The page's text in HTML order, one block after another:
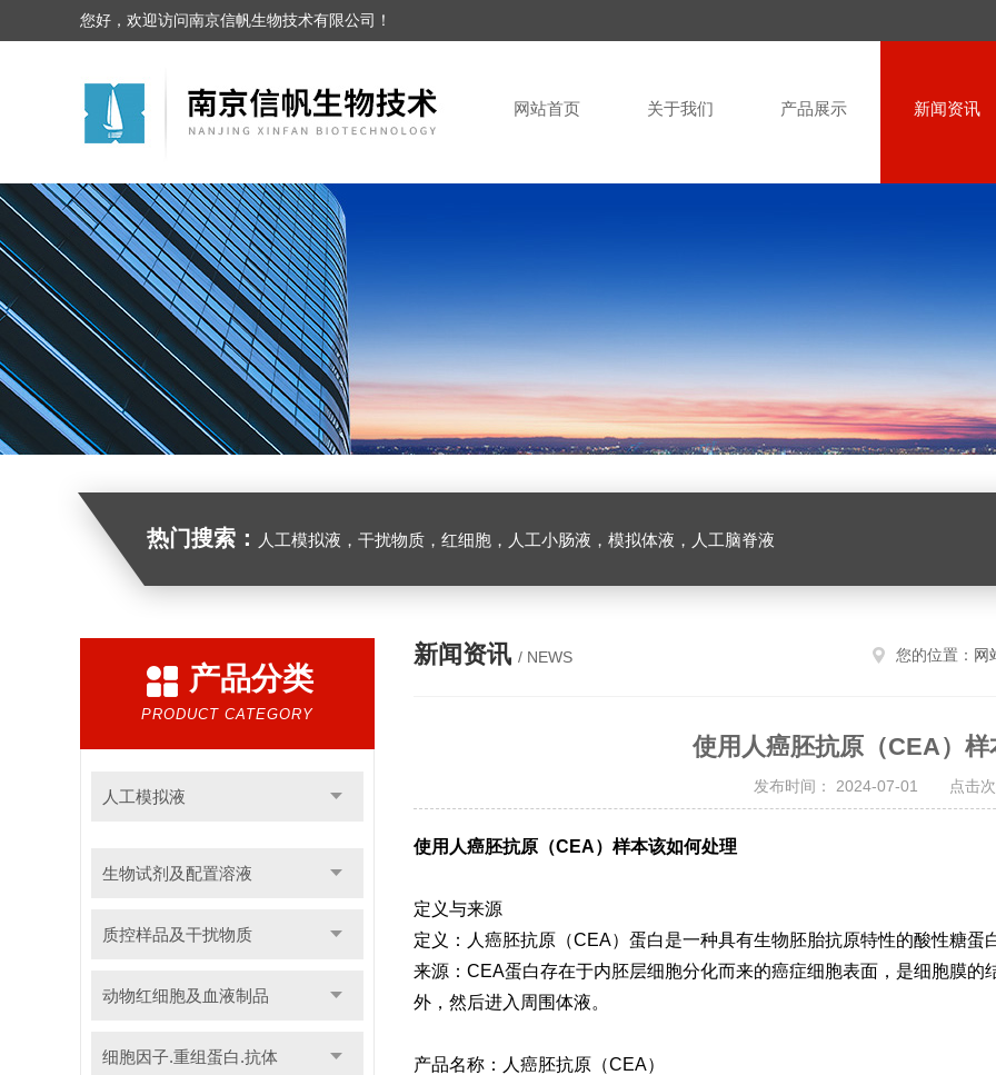
您好，欢迎访问南京信帆生物技术有限公司！
网站首页 关于我们 产品展示 新闻资讯
热门搜索： 人工模拟液，干扰物质，红细胞，人工小肠液，模拟体液，人工脑脊液
产品分类
PRODUCT CATEGORY
人工模拟液
生物试剂及配置溶液
质控样品及干扰物质
动物红细胞及血液制品
细胞因子.重组蛋白.抗体
新闻资讯 / NEWS 您的位置： 网
使用人癌胚抗原（CEA）
发布时间： 2024-07-01 点击次
使用人癌胚抗原（CEA）样本该如何处理
定义与来源
定义：人癌胚抗原（CEA）蛋白是一种具有生物胚胎抗原特性的酸性糖蛋
来源：CEA蛋白存在于内胚层细胞分化而来的癌症细胞表面，是细胞膜
外，然后进入周围体液。
产品名称：人癌胚抗原（CEA）